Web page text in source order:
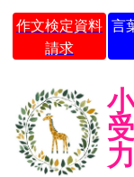
作文検定資料
請求
言